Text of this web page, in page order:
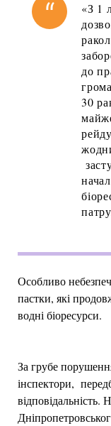
«З 1
до
30
Особливо
пастки, які
водні біоресурси.
За грубе
інспектори,
відповідальність.